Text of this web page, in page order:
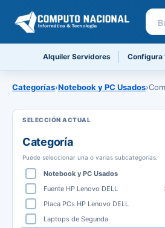
Alquiler Servidores Configura
Categorías›Notebook y PC Usados›
Categoría
Puede seleccionar una o varias subcategorías.
Notebook y PC Usados
Fuente HP Lenovo DELL
Placa PCs HP Lenovo DELL
Laptops de Segunda